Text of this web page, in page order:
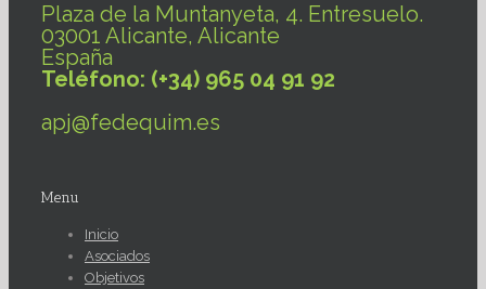
Plaza de la Muntanyeta, 4. Entresuelo.
03001 Alicante, Alicante
España
Teléfono: (+34) 965 04 91 92
apj@fedequim.es
Menu
Inicio
Asociados
Objetivos